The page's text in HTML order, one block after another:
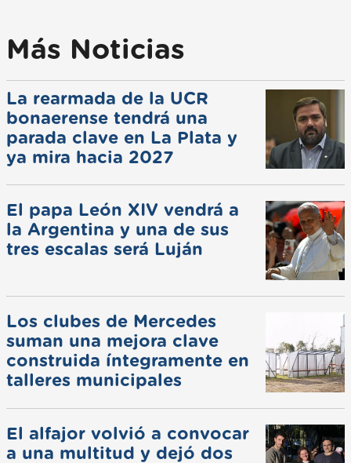
Más Noticias
La rearmada de la UCR
bonaerense tendrá una
parada clave en La Plata y
ya mira hacia 2027
El papa León XIV vendrá a
la Argentina y una de sus
tres escalas será Luján
Los clubes de Mercedes
suman una mejora clave
construida íntegramente en
talleres municipales
El alfajor volvió a convocar
a una multitud y dejó dos